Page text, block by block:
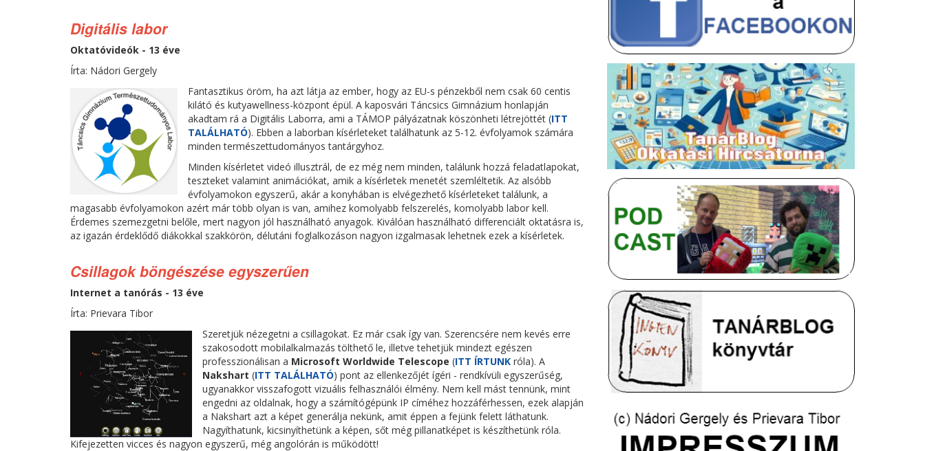
Digitális labor
Oktatóvideók - 13 éve
Írta: Nádori Gergely
Fantasztikus öröm, ha azt látja az ember, hogy az EU-s pénzekből nem csak 60 centis
kilátó és kutyawellness-központ épül. A kaposvári Táncsics Gimnázium honlapján
akadtam rá a Digitális Laborra, ami a TÁMOP pályázatnak köszönheti létrejöttét (ITT
TALÁLHATÓ). Ebben a laborban kísérleteket találhatunk az 5-12. évfolyamok számára
minden természettudományos tantárgyhoz.
Minden kísérletet videó illusztrál, de ez még nem minden, találunk hozzá feladatlapokat,
teszteket valamint animációkat, amik a kísérletek menetét szemléltetik. Az alsóbb
évfolyamokon egyszerű, akár a konyhában is elvégezhető kísérleteket találunk, a
magasabb évfolyamokon azért már több olyan is van, amihez komolyabb felszerelés, komolyabb labor kell.
Érdemes szemezgetni belőle, mert nagyon jól használható anyagok. Kiválóan használható differenciált oktatásra is,
az igazán érdeklődő diákokkal szakkörön, délutáni foglalkozáson nagyon izgalmasak lehetnek ezek a kísérletek.
Csillagok böngészése egyszerűen
Internet a tanórás - 13 éve
Írta: Prievara Tibor
Szeretjük nézegetni a csillagokat. Ez már csak így van. Szerencsére nem kevés erre
szakosodott mobilalkalmazás tölthető le, illetve tehetjük mindezt egészen
professzionálisan a Microsoft Worldwide Telescope(ITT ÍRTUNKróla). A
Nakshart(ITT TALÁLHATÓ) pont az ellenkezőjét ígéri - rendkívüli egyszerűség,
ugyanakkor visszafogott vizuális felhasználói élmény. Nem kell mást tennünk, mint
engedni az oldalnak, hogy a számítógépünk IP címéhez hozzáférhessen, ezek alapján
a Nakshart azt a képet generálja nekünk, amit éppen a fejünk felett láthatunk.
Nagyíthatunk, kicsinyíthetünk a képen, sőt még pillanatképet is készíthetünk róla.
Kifejezetten vicces és nagyon egyszerű, még angolórán is működött!